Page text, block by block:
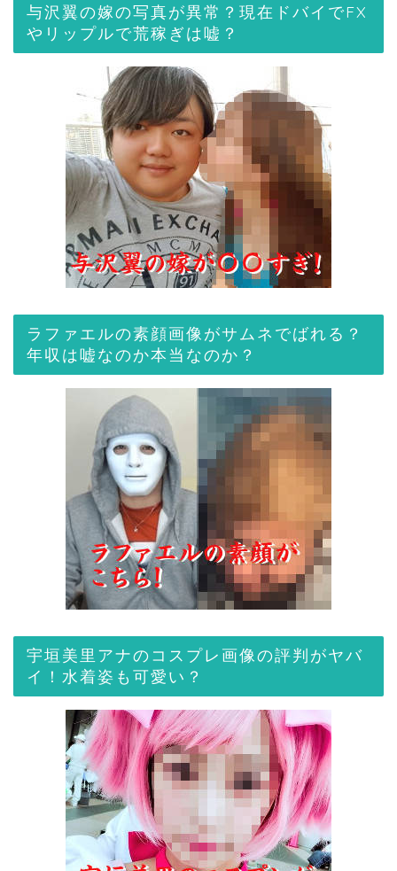
与沢翼の嫁の写真が異常？現在ドバイでFX
やリップルで荒稼ぎは嘘？
ラファエルの素顔画像がサムネでばれる？
年収は嘘なのか本当なのか？
宇垣美里アナのコスプレ画像の評判がヤバ
イ！水着姿も可愛い？